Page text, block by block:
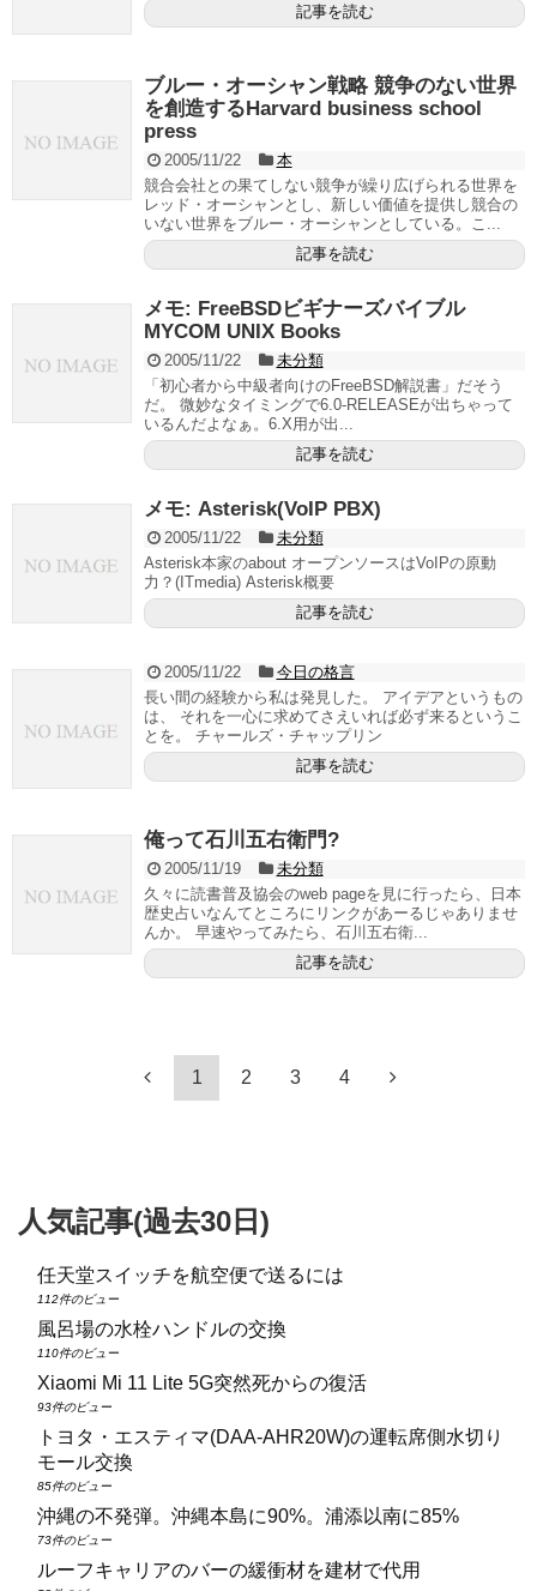
記事を読む
ブルー・オーシャン戦略 競争のない世界
を創造するHarvard business school
press
2005/11/22
本
競合会社との果てしない競争が繰り広げられる世界を
レッド・オーシャンとし、新しい価値を提供し競合の
いない世界をブルー・オーシャンとしている。こ...
記事を読む
メモ: FreeBSDビギナーズバイブル
MYCOM UNIX Books
2005/11/22
未分類
「初心者から中級者向けのFreeBSD解説書」だそう
だ。 微妙なタイミングで6.0-RELEASEが出ちゃって
いるんだよなぁ。6.X用が出...
記事を読む
メモ: Asterisk(VoIP PBX)
2005/11/22
未分類
Asterisk本家のabout オープンソースはVoIPの原動
力？(ITmedia) Asterisk概要
記事を読む
2005/11/22
今日の格言
長い間の経験から私は発見した。 アイデアというもの
は、 それを一心に求めてさえいれば必ず来るというこ
とを。 チャールズ・チャップリン
記事を読む
俺って石川五右衛門?
2005/11/19
未分類
久々に読書普及協会のweb pageを見に行ったら、日本
歴史占いなんてところにリンクがあーるじゃありませ
んか。 早速やってみたら、石川五右衛...
記事を読む
1 2 3 4
人気記事(過去30日)
任天堂スイッチを航空便で送るには
112件のビュー
風呂場の水栓ハンドルの交換
110件のビュー
Xiaomi Mi 11 Lite 5G突然死からの復活
93件のビュー
トヨタ・エスティマ(DAA‑AHR20W)の運転席側水切り
モール交換
85件のビュー
沖縄の不発弾。沖縄本島に90%。浦添以南に85%
73件のビュー
ルーフキャリアのバーの緩衝材を建材で代用